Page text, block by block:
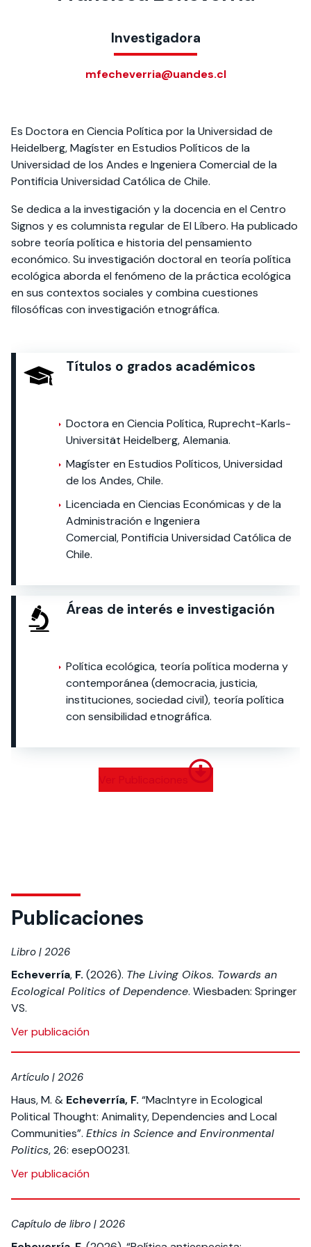
Especialidades y
Extensión Cultural
Servicios y apoyos
Explora el campus
Investigadora
mfecheverria@uandes.cl
Es Doctora en Ciencia Política por la Universidad de
Heidelberg, Magíster en Estudios Políticos de la
Universidad de los Andes e Ingeniera Comercial de la
Pontificia Universidad Católica de Chile.
Se dedica a la investigación y la docencia en el Centro
Signos y es columnista regular de El Líbero. Ha publicado
sobre teoría política e historia del pensamiento
económico. Su investigación doctoral en teoría política
ecológica aborda el fenómeno de la práctica ecológica
en sus contextos sociales y combina cuestiones
filosóficas con investigación etnográfica.
Títulos o grados académicos
Doctora en Ciencia Política, Ruprecht-Karls-
Universität Heidelberg, Alemania.
Magíster en Estudios Políticos, Universidad
de los Andes, Chile.
Licenciada en Ciencias Económicas y de la
Administración e Ingeniera
Comercial, Pontificia Universidad Católica de
Chile.
Áreas de interés e investigación
Política ecológica, teoría política moderna y
contemporánea (democracia, justicia,
instituciones, sociedad civil), teoría política
con sensibilidad etnográfica.
Publicaciones
Libro | 2026
Echeverría, F. (2026). The Living Oikos. Towards an
Ecological Politics of Dependence. Wiesbaden: Springer
VS.
Ver publicación
Artículo | 2026
Haus, M. & Echeverría, F. “MacIntyre in Ecological
Political Thought: Animality, Dependencies and Local
Communities”. Ethics in Science and Environmental
Politics, 26: esep00231.
Ver publicación
Capítulo de libro | 2026